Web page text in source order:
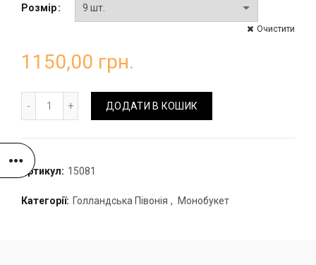
Розмір
Очистити
1150,00 грн.
ДОДАТИ В КОШИК
Артикул: 15081
Категорії: Голландська Півонія , Монобукет